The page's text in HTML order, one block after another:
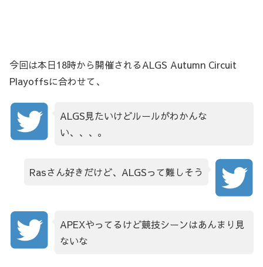
今回は本日18時から開催されるALGS Autumn Circuit
Playoffsに合わせて、
ALGS見たいけどルールがわかんな
い、、、。
Rasさん好きだけど、ALGSって難しそう
APEXやってるけど競技シーンはあんまり見
ないな